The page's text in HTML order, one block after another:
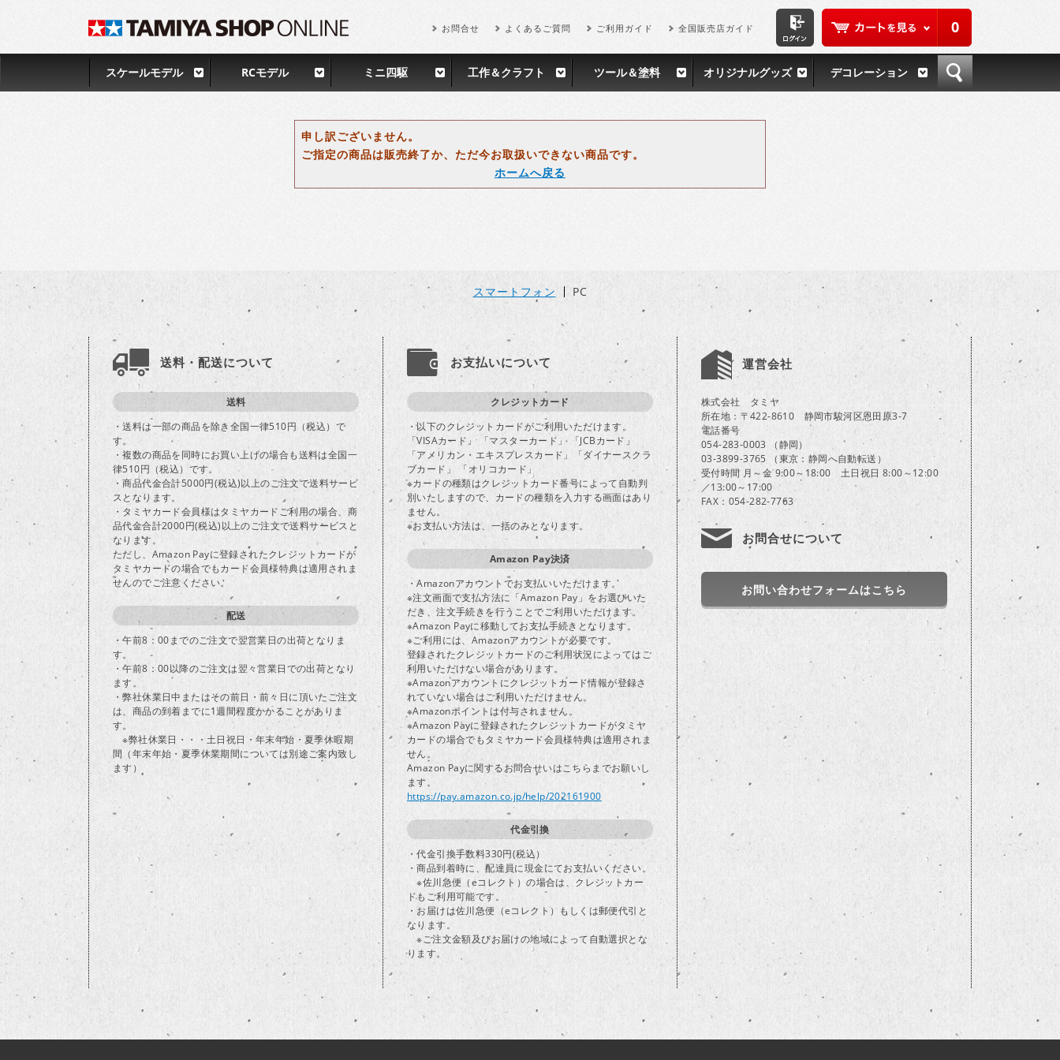
0
お問合せ よくあるご質問 ご利用ガイド 全国販売店ガイド
スケールモデル RCモデル ミニ四駆 工作＆クラフト ツール＆塗料 オリジナルグッズ デコレーション
申し訳ございません。
ご指定の商品は販売終了か、ただ今お取扱いできない商品です。
ホームへ戻る
スマートフォン PC
送料・配送について
送料
・送料は一部の商品を除き全国一律510円（税込）で
す。
・複数の商品を同時にお買い上げの場合も送料は全国一
律510円（税込）です。
・商品代金合計5000円(税込)以上のご注文で送料サービ
スとなります。
・タミヤカード会員様はタミヤカードご利用の場合、商
品代金合計2000円(税込)以上のご注文で送料サービスと
なります。
ただし、Amazon Payに登録されたクレジットカードが
タミヤカードの場合でもカード会員様特典は適用されま
せんのでご注意ください。
配送
・午前8：00までのご注文で翌営業日の出荷となりま
す。
・午前8：00以降のご注文は翌々営業日での出荷となり
ます。
・弊社休業日中またはその前日・前々日に頂いたご注文
は、商品の到着までに1週間程度かかることがありま
す。
※弊社休業日・・・土日祝日・年末年始・夏季休暇期
間（年末年始・夏季休業期間については別途ご案内致し
ます）
お支払いについて
クレジットカード
・以下のクレジットカードがご利用いただけます。
「VISAカード」 「マスターカード」 「JCBカード」
「アメリカン・エキスプレスカード」「ダイナースクラ
ブカード」 「オリコカード」
※カードの種類はクレジットカード番号によって自動判
別いたしますので、カードの種類を入力する画面はあり
ません。
※お支払い方法は、一括のみとなります。
Amazon Pay決済
・Amazonアカウントでお支払いいただけます。
※注文画面で支払方法に「Amazon Pay」をお選びいた
だき、注文手続きを行うことでご利用いただけます。
※Amazon Payに移動してお支払手続きとなります。
※ご利用には、Amazonアカウントが必要です。
登録されたクレジットカードのご利用状況によってはご
利用いただけない場合があります。
※Amazonアカウントにクレジットカード情報が登録さ
れていない場合はご利用いただけません。
※Amazonポイントは付与されません。
※Amazon Payに登録されたクレジットカードがタミヤ
カードの場合でもタミヤカード会員様特典は適用されま
せん。
Amazon Payに関するお問合せいはこちらまでお願いし
ます。
https://pay.amazon.co.jp/help/202161900
代金引換
・代金引換手数料330円(税込）
・商品到着時に、配達員に現金にてお支払いください。
※佐川急便（eコレクト）の場合は、クレジットカー
ドもご利用可能です。
・お届けは佐川急便（eコレクト）もしくは郵便代引と
なります。
※ご注文金額及びお届けの地域によって自動選択とな
ります。
運営会社
株式会社 タミヤ
所在地：〒422-8610 静岡市駿河区恩田原3-7
電話番号
054-283-0003 （静岡）
03-3899-3765 （東京：静岡へ自動転送）
受付時間 月～金 9:00～18:00 土日祝日 8:00～12:00
／13:00～17:00
FAX：054-282-7763
お問合せについて
お問い合わせフォームはこちら